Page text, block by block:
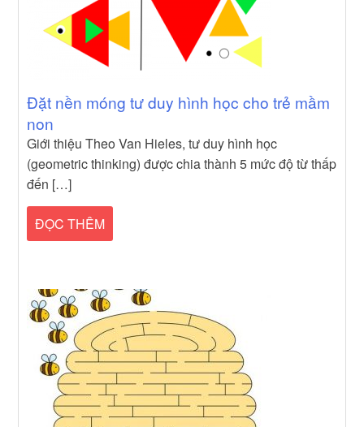
Đặt nền móng tư duy hình học cho trẻ mầm
non
Giới thiệu Theo Van Hieles, tư duy hình học
(geometric thinking) được chia thành 5 mức độ từ thấp
đến […]
ĐỌC THÊM